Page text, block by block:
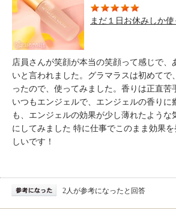
まだ１日お休みしか
店員さんが笑顔が本当の笑顔って感じで、
いと言われました。グラマラスは初めてで
ったので、使ってみました。香りは正直苦
いつもエンジェルで、エンジェルの香りに
も、エンジェルの効果が少し薄れたような
にしてみました 特に仕事でこのまま効果
しいです！
2人が参考になったと回答